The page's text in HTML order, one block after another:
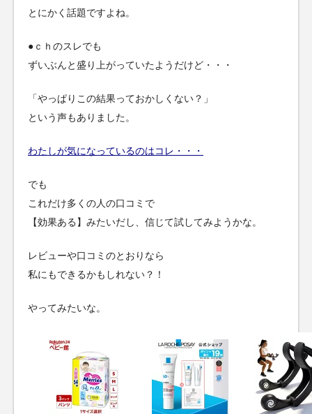
とにかく話題ですよね。
●ｃｈのスレでも
ずいぶんと盛り上がっていたようだけど・・・
「やっぱりこの結果っておかしくない？」
という声もありました。
わたしが気になっているのはコレ・・・
でも
これだけ多くの人の口コミで
【効果ある】みたいだし、信じて試してみようかな。
レビューや口コミのとおりなら
私にもできるかもしれない？！
やってみたいな。